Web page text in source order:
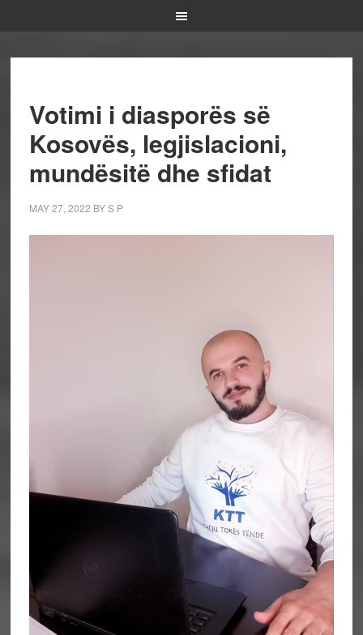
Votimi i diasporës së
Kosovës, legjislacioni,
mundësitë dhe sfidat
MAY 27, 2022 BYS P